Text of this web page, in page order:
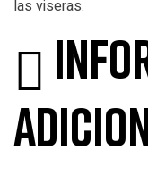
las viseras.